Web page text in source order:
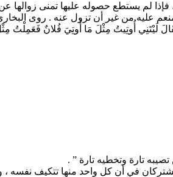
فإذا لم يستطع حصوله عليها تمنى زوالها
عليه من غير أن تزول عنه . روى
لَيْتَنِي أُوتِيتُ مِثْلَ مَا أُوتِيَ فُلانٌ
تارة وتخطيه تارة ” .
في أن كل واحد منها تتكيف نفسه ،